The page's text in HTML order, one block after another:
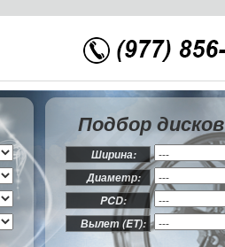
Подбор дисков
Ширина:
Диаметр:
PCD:
Вылет (ET):